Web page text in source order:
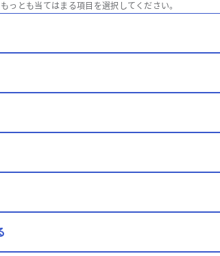
っとも当てはまる項目を選択してください。